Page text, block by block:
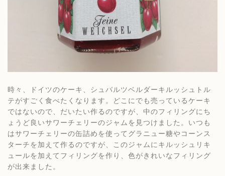
時々、ドイツのケーキ、シュバルツベルダーキルッシュトル
テがすごく食べたくなります。どこにでも売っているケーキ
ではないので、だいたい作るのですが、中のフィリングにち
ょうど良いサワーチェリーのジャムを見つけました。いつも
はサワーチェリーの缶詰めを使ってグラニュー糖やコーンス
ターチを加えて作るのですが、このジャムにキルッシュリキ
ュールを加えてフィリングを作り、色がきれいなフィリング
が出来ました。